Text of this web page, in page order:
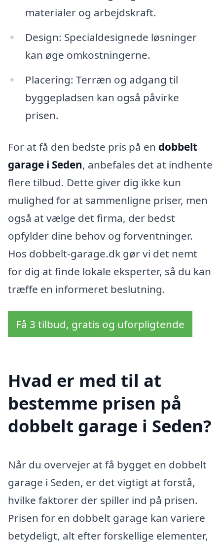
materialer og arbejdskraft.
Design: Specialdesignede løsninger
kan øge omkostningerne.
Placering: Terræn og adgang til
byggepladsen kan også påvirke
prisen.
For at få den bedste pris på en dobbelt
garage i Seden, anbefales det at indhente
flere tilbud. Dette giver dig ikke kun
mulighed for at sammenligne priser, men
også at vælge det firma, der bedst
opfylder dine behov og forventninger.
Hos dobbelt-garage.dk gør vi det nemt
for dig at finde lokale eksperter, så du kan
træffe en informeret beslutning.
Få 3 tilbud, gratis og uforpligtende
Hvad er med til at
bestemme prisen på
dobbelt garage i Seden?
Når du overvejer at få bygget en dobbelt
garage i Seden, er det vigtigt at forstå,
hvilke faktorer der spiller ind på prisen.
Prisen for en dobbelt garage kan variere
betydeligt, alt efter forskellige elementer,